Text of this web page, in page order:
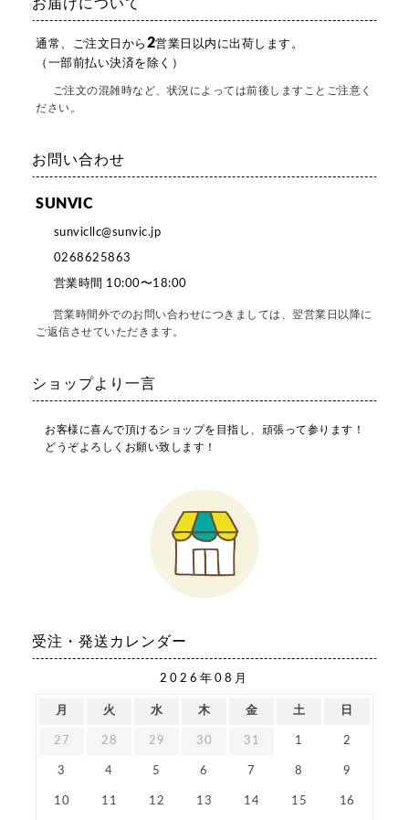
お届けについて
通常、ご注文日から 2営業日以内に出荷します。
（一部前払い決済を除く）
ご注文の混雑時など、状況によっては前後しますことご注意く
ださい。
お問い合わせ
SUNVIC
sunvicllc@sunvic.jp
0268625863
営業時間 10:00〜18:00
営業時間外でのお問い合わせにつきましては、翌営業日以降に
ご返信させていただきます。
ショップより一言
お客様に喜んで頂けるショップを目指し、頑張って参ります！
どうぞよろしくお願い致します！
受注・発送カレンダー
2026年08月
月 火 水 木 金 土 日
27 28 29 30 31 1 2
3 4 5 6 7 8 9
10 11 12 13 14 15 16